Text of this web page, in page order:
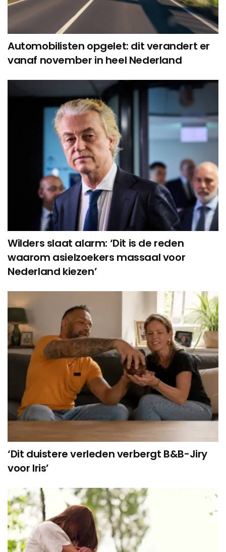
Automobilisten opgelet: dit verandert er
vanaf november in heel Nederland
Wilders slaat alarm: ‘Dit is de reden
waarom asielzoekers massaal voor
Nederland kiezen’
‘Dit duistere verleden verbergt B&B-Jiry
voor Iris’